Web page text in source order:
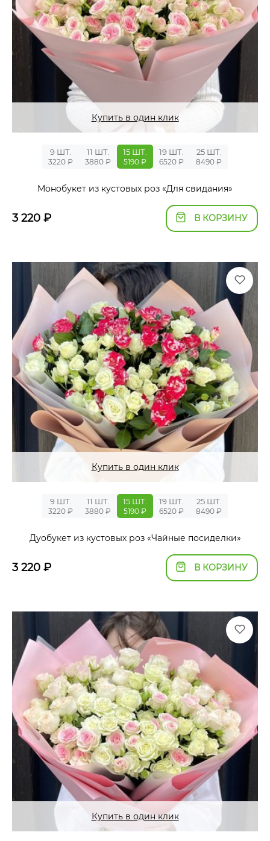
Купить в один клик
9 ШТ.
3220 ₽
11 ШТ.
3880 ₽
15 ШТ.
5190 ₽
19 ШТ.
6520 ₽
25 ШТ.
8490 ₽
Монобукет из кустовых роз «Для свидания»
3 220 ₽ В КОРЗИНУ
Купить в один клик
9 ШТ.
3220 ₽
11 ШТ.
3880 ₽
15 ШТ.
5190 ₽
19 ШТ.
6520 ₽
25 ШТ.
8490 ₽
Дуобукет из кустовых роз «Чайные посиделки»
3 220 ₽ В КОРЗИНУ
Купить в один клик